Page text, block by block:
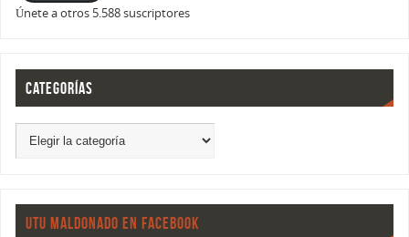
Únete a otros 5.588 suscriptores
CATEGORÍAS
UTU MALDONADO EN FACEBOOK